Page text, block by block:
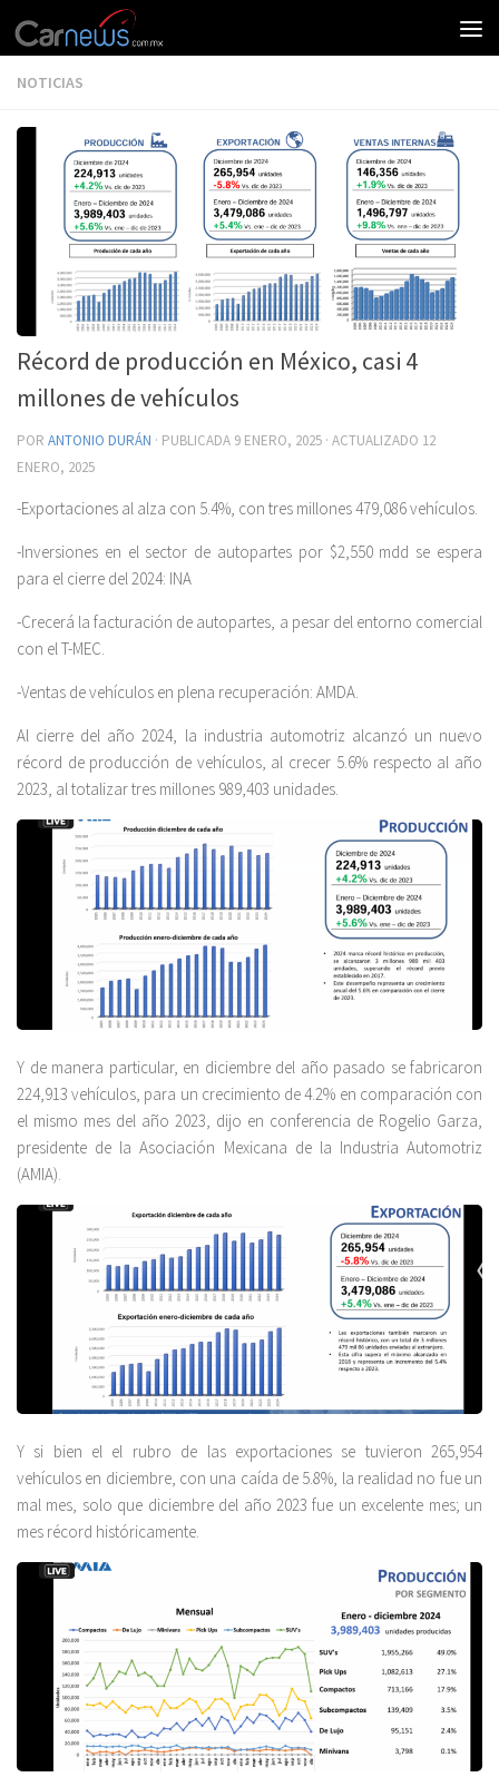
NOTICIAS
Récord de producción en México, casi 4
millones de vehículos
POR ANTONIO DURÁN · PUBLICADA 9 ENERO, 2025 · ACTUALIZADO 12
ENERO, 2025
-Exportaciones al alza con 5.4%, con tres millones 479,086 vehículos.
-Inversiones en el sector de autopartes por $2,550 mdd se espera
para el cierre del 2024: INA
-Crecerá la facturación de autopartes, a pesar del entorno comercial
con el T-MEC.
-Ventas de vehículos en plena recuperación: AMDA.
Al cierre del año 2024, la industria automotriz alcanzó un nuevo
récord de producción de vehículos, al crecer 5.6% respecto al año
2023, al totalizar tres millones 989,403 unidades.
Y de manera particular, en diciembre del año pasado se fabricaron
224,913 vehículos, para un crecimiento de 4.2% en comparación con
el mismo mes del año 2023, dijo en conferencia de Rogelio Garza,
presidente de la Asociación Mexicana de la Industria Automotriz
(AMIA).
Y si bien el el rubro de las exportaciones se tuvieron 265,954
vehículos en diciembre, con una caída de 5.8%, la realidad no fue un
mal mes, solo que diciembre del año 2023 fue un excelente mes; un
mes récord históricamente.